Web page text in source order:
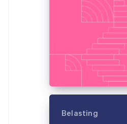
Belasting